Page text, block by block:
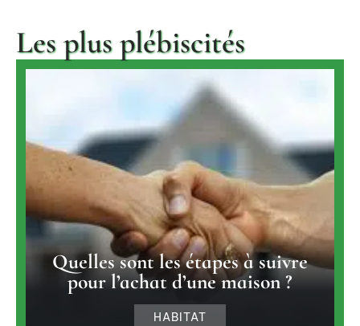
Les plus plébiscités
Quelles sont les étapes à suivre
pour l’achat d’une maison ?
HABITAT